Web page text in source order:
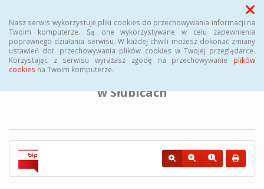
Nasz serwis wykorzystuje pliki cookies do przechowywania informacji na
Twoim komputerze. Są one wykorzystywane w celu zapewnienia
poprawnego działania serwisu. W każdej chwili możesz dokonać zmiany
ustawień dot. przechowywania plików cookies w Twojej przeglądarce.
Korzystając z serwisu wyrażasz zgodę na przechowywanie plików
cookies na Twoim komputerze.
Menu
BIULETYN INFORMACJI PUBLICZNEJ
Powiatowego Urzędu Pracy
w Słubicach